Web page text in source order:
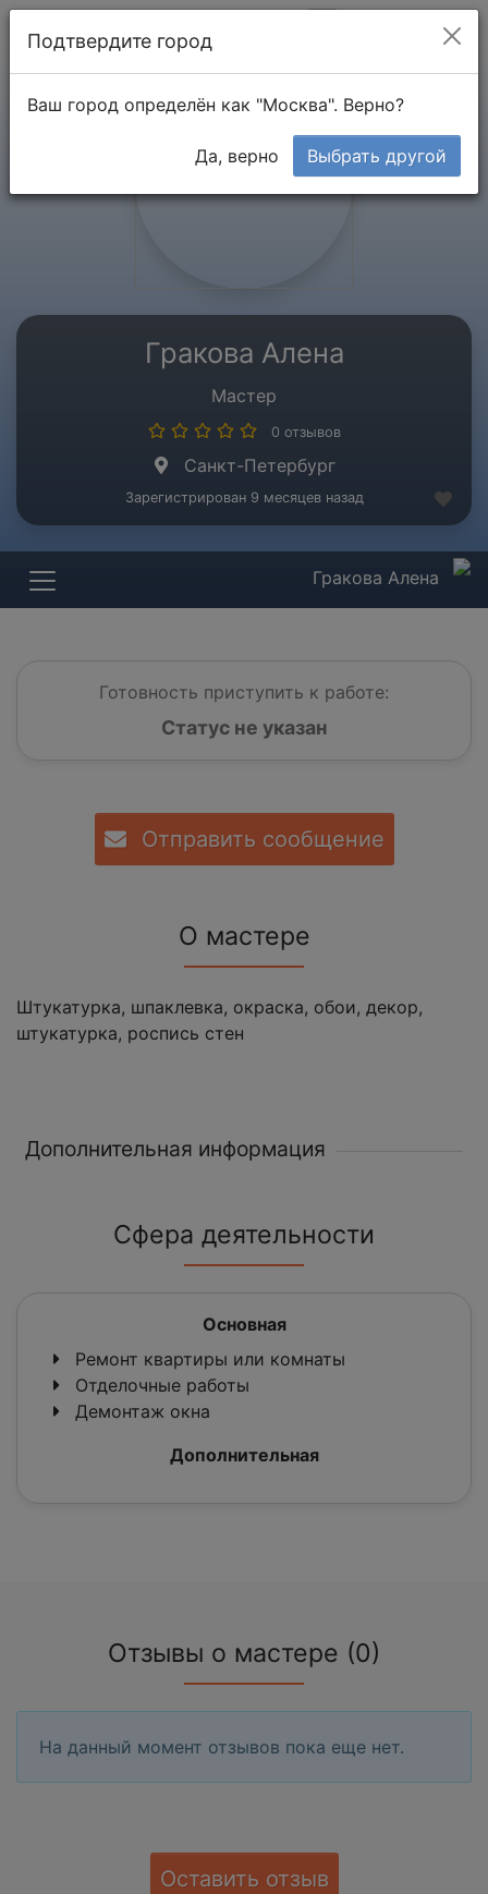
Гракова Алена
Мастер
0 отзывов
Санкт-Петербург
Зарегистрирован 9 месяцев назад
Гракова Алена
Готовность приступить к работе:
Статус не указан
Отправить сообщение
О мастере
Штукатурка, шпаклевка, окраска, обои, декор,
штукатурка, роспись стен
Дополнительная информация
Сфера деятельности
Основная
Ремонт квартиры или комнаты
Отделочные работы
Демонтаж окна
Дополнительная
Отзывы о мастере (0)
На данный момент отзывов пока еще нет.
Оставить отзыв
Подтвердите город
Ваш город определён как "Москва". Верно?
Да, верно Выбрать другой